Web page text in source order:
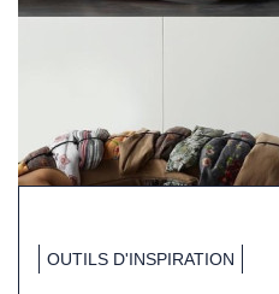
OUTILS D'INSPIRATION